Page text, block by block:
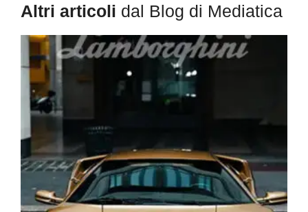
Altri articoli dal Blog di Mediatica